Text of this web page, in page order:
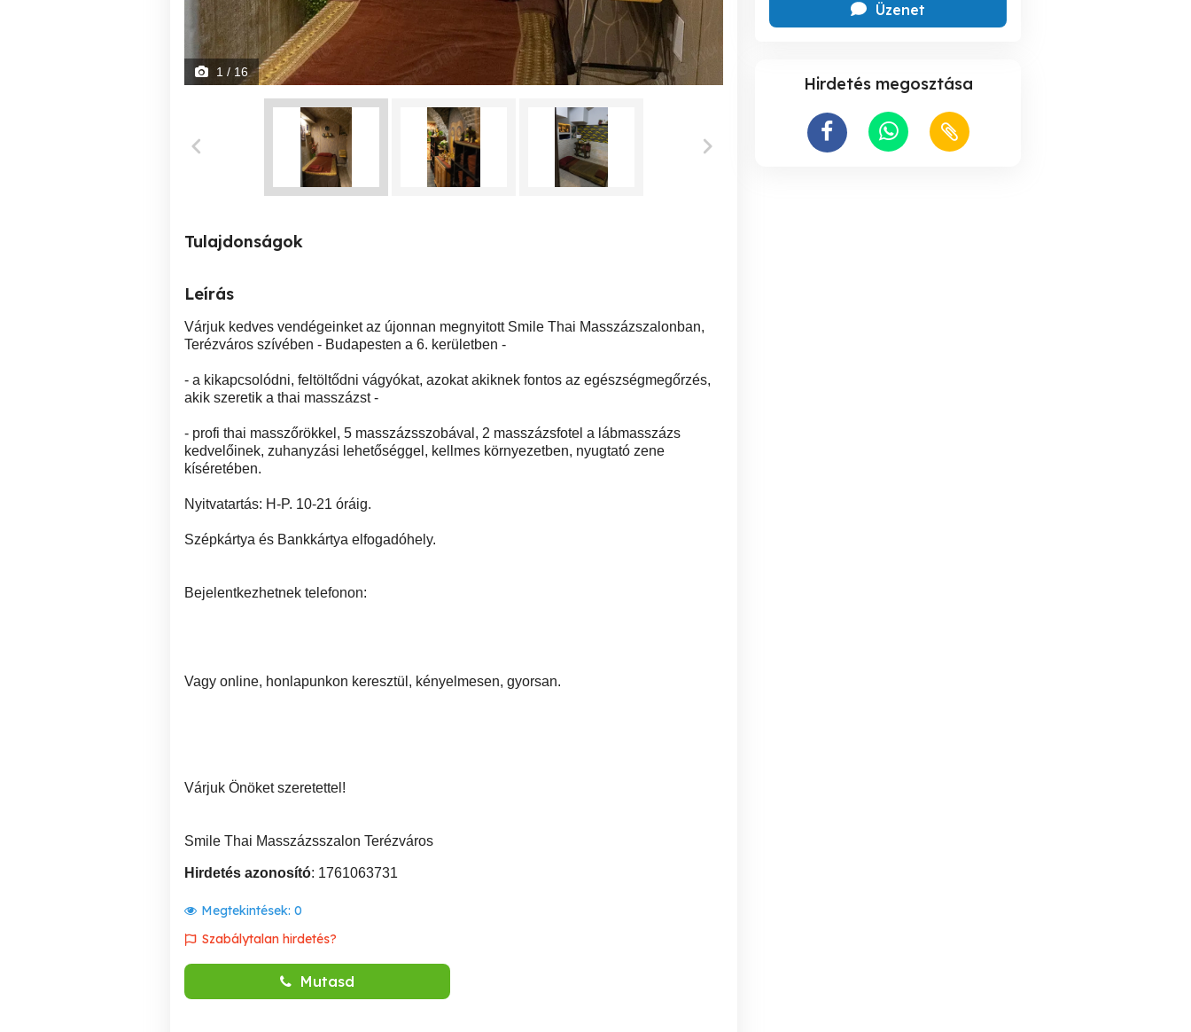
1 / 16
Tulajdonságok
Leírás
Várjuk kedves vendégeinket az újonnan megnyitott Smile Thai Masszázszalonban,
Terézváros szívében - Budapesten a 6. kerületben -
- a kikapcsolódni, feltöltődni vágyókat, azokat akiknek fontos az egészségmegőrzés,
akik szeretik a thai masszázst -
- profi thai masszőrökkel, 5 masszázsszobával, 2 masszázsfotel a lábmasszázs
kedvelőinek, zuhanyzási lehetőséggel, kellmes környezetben, nyugtató zene
kíséretében.
Nyitvatartás: H-P. 10-21 óráig.
Szépkártya és Bankkártya elfogadóhely.
Bejelentkezhetnek telefonon:
Vagy online, honlapunkon keresztül, kényelmesen, gyorsan.
Várjuk Önöket szeretettel!
Smile Thai Masszázsszalon Terézváros
Hirdetés azonosító: 1761063731
Megtekintések: 0
Szabálytalan hirdetés?
Mutasd
Üzenet
Hirdetés megosztása